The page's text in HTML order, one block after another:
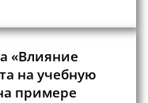
«Влияние
на учебную
примере